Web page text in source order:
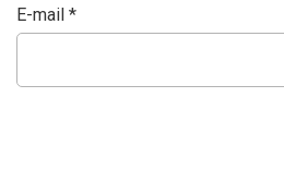
E-mail *